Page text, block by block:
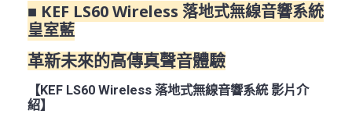
■ KEF LS60 Wireless 落地式無線音響系統
皇室藍
革新未來的高傳真聲音體驗
【KEF LS60 Wireless 落地式無線音響系統 影片介
紹】